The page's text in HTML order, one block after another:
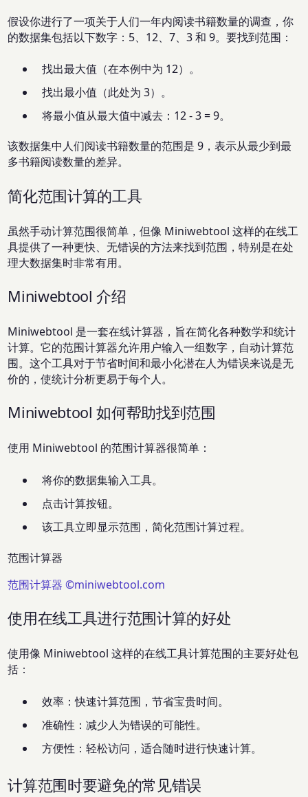
假设你进行了一项关于人们一年内阅读书籍数量的调查，你
的数据集包括以下数字：5、12、7、3 和 9。要找到范围：
找出最大值（在本例中为 12）。
找出最小值（此处为 3）。
将最小值从最大值中减去：12 - 3 = 9。
该数据集中人们阅读书籍数量的范围是 9，表示从最少到最
多书籍阅读数量的差异。
简化范围计算的工具
虽然手动计算范围很简单，但像 Miniwebtool 这样的在线工
具提供了一种更快、无错误的方法来找到范围，特别是在处
理大数据集时非常有用。
Miniwebtool 介绍
Miniwebtool 是一套在线计算器，旨在简化各种数学和统计
计算。它的范围计算器允许用户输入一组数字，自动计算范
围。这个工具对于节省时间和最小化潜在人为错误来说是无
价的，使统计分析更易于每个人。
Miniwebtool 如何帮助找到范围
使用 Miniwebtool 的范围计算器很简单：
将你的数据集输入工具。
点击计算按钮。
该工具立即显示范围，简化范围计算过程。
范围计算器
范围计算器 ©miniwebtool.com
使用在线工具进行范围计算的好处
使用像 Miniwebtool 这样的在线工具计算范围的主要好处包
括：
效率：快速计算范围，节省宝贵时间。
准确性：减少人为错误的可能性。
方便性：轻松访问，适合随时进行快速计算。
计算范围时要避免的常见错误